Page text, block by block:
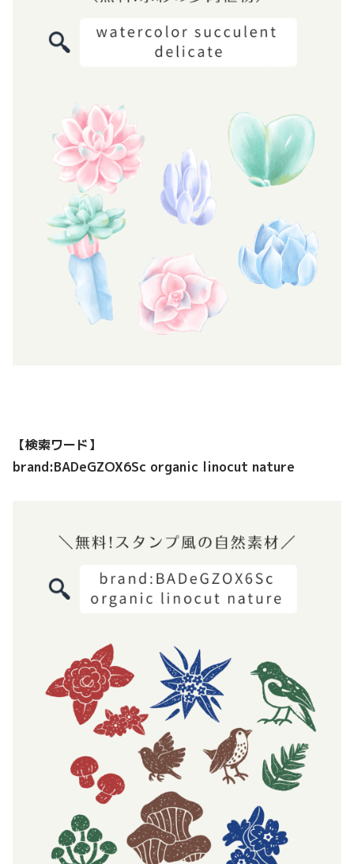
【検索ワード】
brand:BADeGZOX6Sc organic linocut nature